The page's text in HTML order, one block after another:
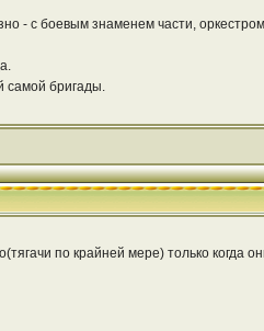
- с боевым знаменем части,
самой бригады.
по крайней мере) только когда